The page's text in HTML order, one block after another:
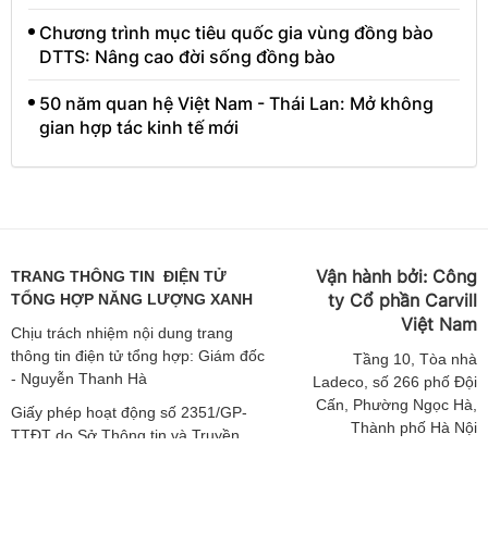
Chương trình mục tiêu quốc gia vùng đồng bào
DTTS: Nâng cao đời sống đồng bào
50 năm quan hệ Việt Nam - Thái Lan: Mở không
gian hợp tác kinh tế mới
TRANG THÔNG TIN ĐIỆN TỬ
TỔNG HỢP NĂNG LƯỢNG XANH
Chịu trách nhiệm nội dung trang
thông tin điện tử tổng hợp: Giám đốc
- Nguyễn Thanh Hà
Giấy phép hoạt động số 2351/GP-
TTĐT do Sở Thông tin và Truyền
Vận hành bởi: Công
ty Cổ phần Carvill
Việt Nam
Tầng 10, Tòa nhà
Ladeco, số 266 phố Đội
Cấn, Phường Ngọc Hà,
Thành phố Hà Nội